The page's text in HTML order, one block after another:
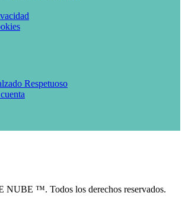
Respetuoso
NUBE ™. Todos los derechos reservados.